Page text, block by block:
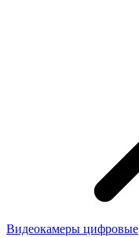
Видеокамеры цифровые